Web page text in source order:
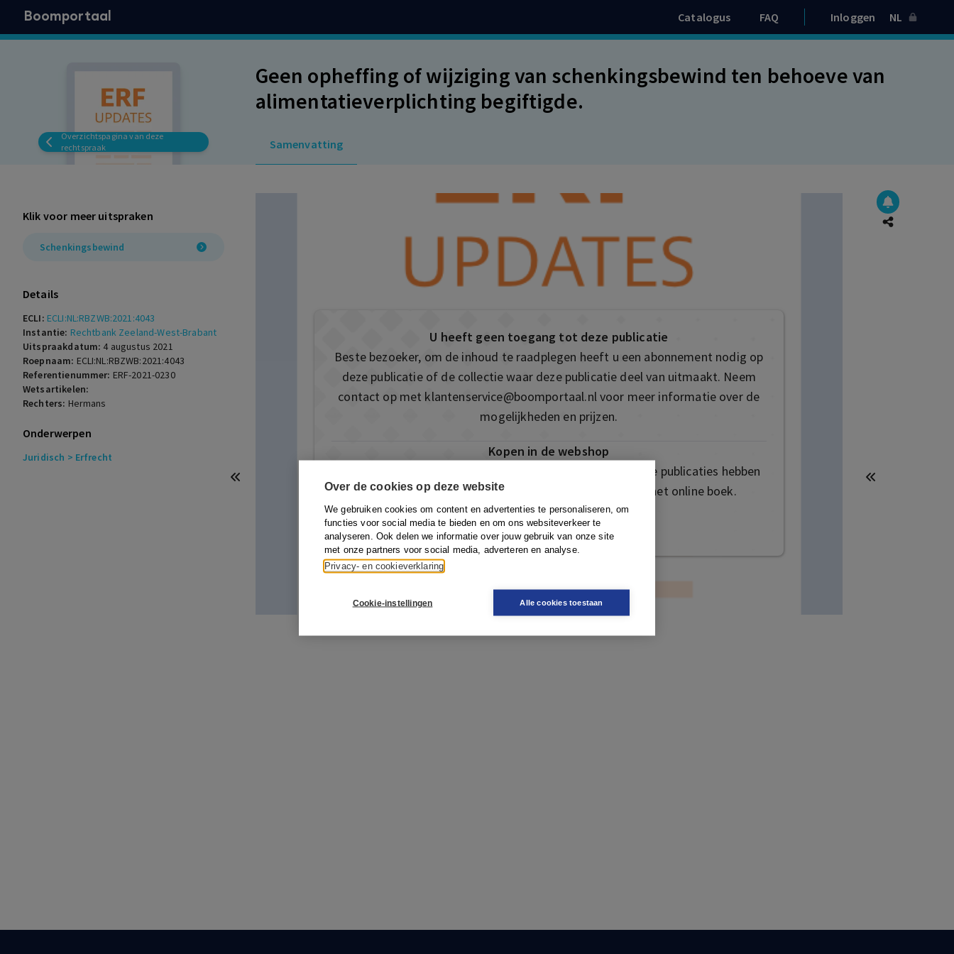
Over de cookies op deze website
We gebruiken cookies om content en advertenties te personaliseren, om
functies voor social media te bieden en om ons websiteverkeer te
analyseren. Ook delen we informatie over jouw gebruik van onze site
met onze partners voor social media, adverteren en analyse.
Privacy- en cookieverklaring
Cookie-instellingen Alle cookies toestaan
Boomportaal Catalogus FAQ Inloggen NL
Overzichtspagina van deze
rechtspraak
Geen opheffing of wijziging van schenkingsbewind ten behoeve van
alimentatieverplichting begiftigde.
Samenvatting
Klik voor meer uitspraken
Schenkingsbewind
Details
ECLI: ECLI:NL:RBZWB:2021:4043
Instantie: Rechtbank Zeeland-West-Brabant
Uitspraakdatum: 4 augustus 2021
Roepnaam: ECLI:NL:RBZWB:2021:4043
Referentienummer: ERF-2021-0230
Wetsartikelen:
Rechters: Hermans
Onderwerpen
Juridisch > Erfrecht
U heeft geen toegang tot deze publicatie
Beste bezoeker, om de inhoud te raadplegen heeft u een abonnement nodig op
deze publicatie of de collectie waar deze publicatie deel van uitmaakt. Neem
contact op met klantenservice@boomportaal.nlvoor meer informatie over de
mogelijkheden en prijzen.
Kopen in de webshop
Deze publicatie is ook te vinden in onze webshop. Sommige publicaties hebben
ook de mogelijkheid om direct toegang te kopen tot het online boek.
Naar de webshop